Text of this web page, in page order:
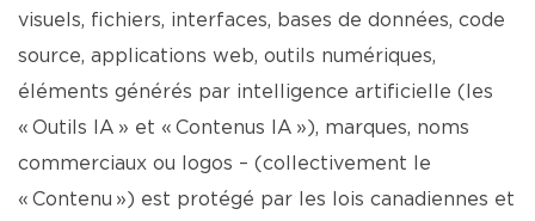
visuels, fichiers, interfaces, bases de données, code
source, applications web, outils numériques,
éléments générés par intelligence artificielle (les
« Outils IA » et « Contenus IA »), marques, noms
commerciaux ou logos – (collectivement le
« Contenu ») est protégé par les lois canadiennes et